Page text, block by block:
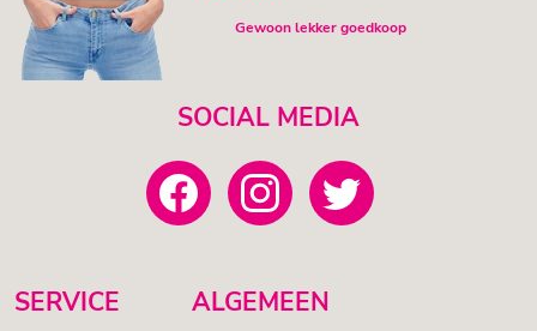
Gewoon lekker goedkoop
SOCIAL MEDIA
SERVICE ALGEMEEN